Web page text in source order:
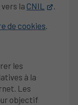
vers la CNIL
de cookies
les
à la
Les
objectif